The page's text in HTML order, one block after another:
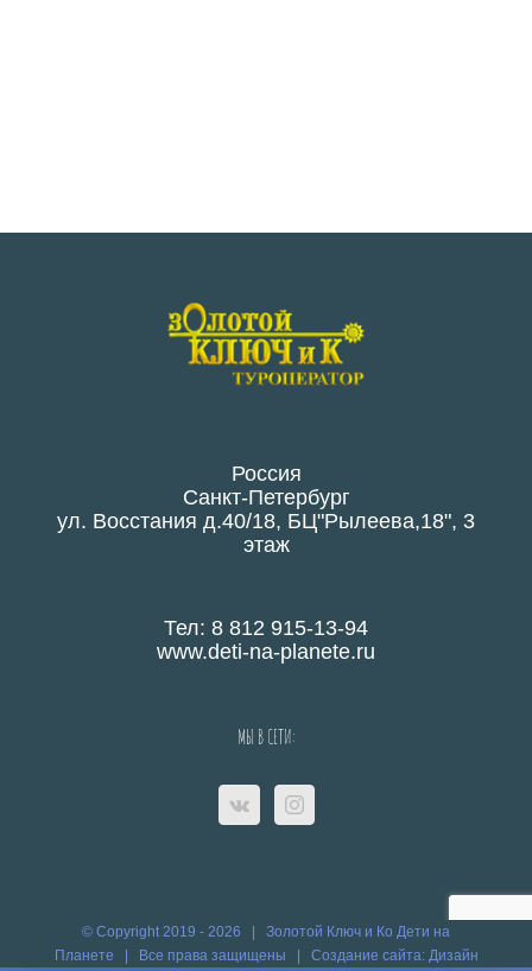
Россия
Санкт-Петербург
ул. Восстания д.40/18, БЦ"Рылеева,18", 3
этаж
Тел: 8 812 915-13-94
www.deti-na-planete.ru
МЫ В СЕТИ:
© Copyright 2019 - 2026 | Золотой Ключ и Ко Дети на
Планете | Все права защищены | Создание сайта: Дизайн